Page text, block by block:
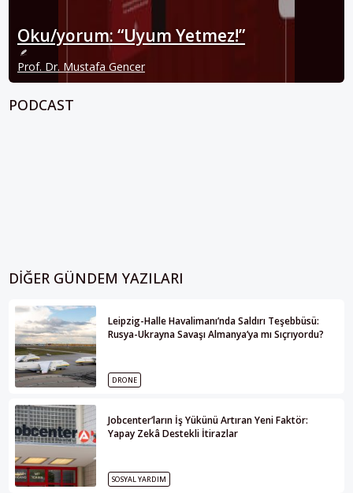
Oku/yorum: “Uyum Yetmez!”
Prof. Dr. Mustafa Gencer
PODCAST
DIĞER GÜNDEM YAZILARI
Leipzig-Halle Havalimanı’nda Saldırı Teşebbüsü:
Rusya-Ukrayna Savaşı Almanya’ya mı Sıçrıyordu?
DRONE
Jobcenter’ların İş Yükünü Artıran Yeni Faktör:
Yapay Zekâ Destekli İtirazlar
SOSYAL YARDIM